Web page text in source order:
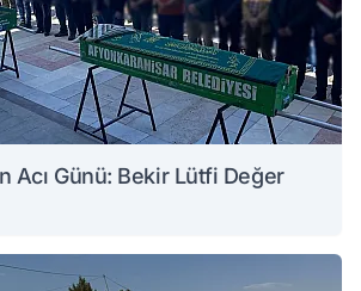
Acı Günü: Bekir Lütfi Değer